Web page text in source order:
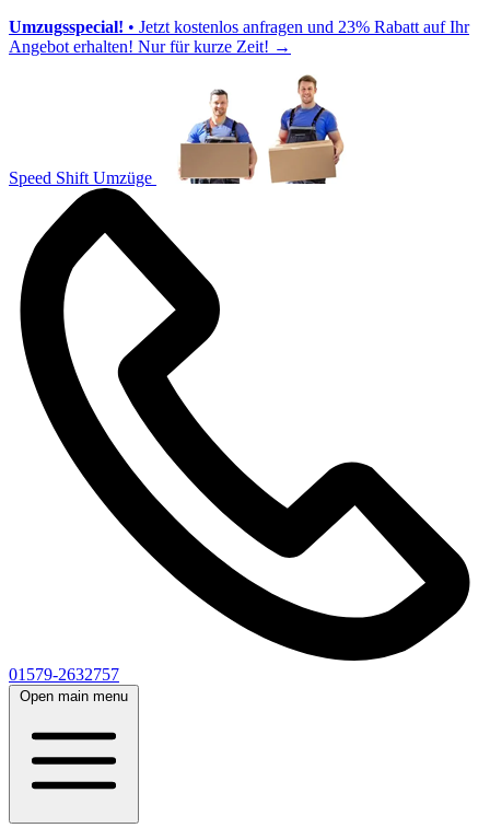
Umzugsspecial! • Jetzt kostenlos anfragen und 23% Rabatt auf Ihr
Angebot erhalten! Nur für kurze Zeit! →
Speed Shift Umzüge
01579-2632757
Open main menu